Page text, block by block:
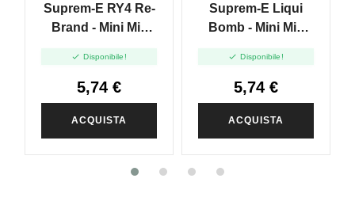
Suprem-E RY4 Re-
Brand - Mini Mix
 Disponibile!
5,74 €
ACQUISTA
Suprem-E Liqui
Bomb - Mini Mix
 Disponibile!
5,74 €
ACQUISTA